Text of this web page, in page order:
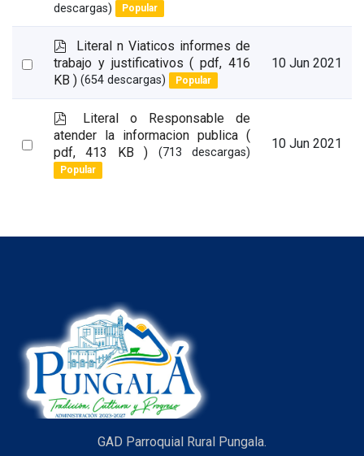
item
descargas)
Popular
Select
p
d
f
Literal n Viaticos informes de
trabajo y justificativos ( pdf, 416
KB ) (654 descargas) Popular
10 Jun 2021
Select
p
d
Literal o Responsable de
atender la informacion publica (
pdf, 413 KB )
(713 descargas)
Popular
10 Jun 2021
GAD Parroquial Rural Pungala.